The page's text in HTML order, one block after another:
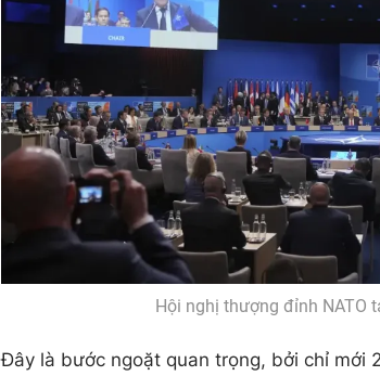
Hội nghị thượng đỉnh NATO
Đây là bước ngoặt quan trọng, bởi chỉ mới